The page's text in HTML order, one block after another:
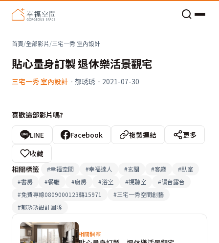
首頁/全部影片/三宅一秀 室內設計
貼心量身訂製 退休樂活景觀宅
三宅一秀 室內設計 · 郁琇琇 · 2021-07-30
喜歡這部影片嗎?
LINE Facebook 複製連結
更多
收藏
相關標籤
#幸福空間 #幸福達人 #玄關 #客廳 #臥室
#書房 #餐廳 #廚房 #浴室 #視聽室 #陽台露台
#免費專線0809000123轉15971 #三宅一秀空間創藝
#郁琇琇設計團隊
相關個案